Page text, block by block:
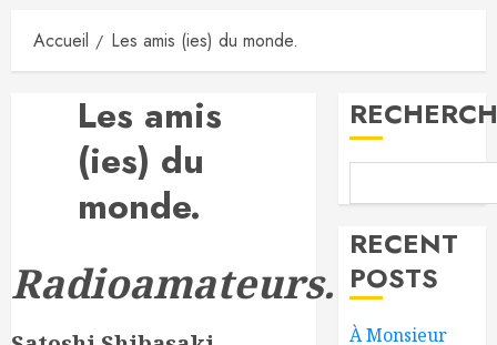
Accueil Les amis (ies) du monde.
Les amis
(ies) du
monde.
Radioamateurs.
RECENT
POSTS
À Monsieur